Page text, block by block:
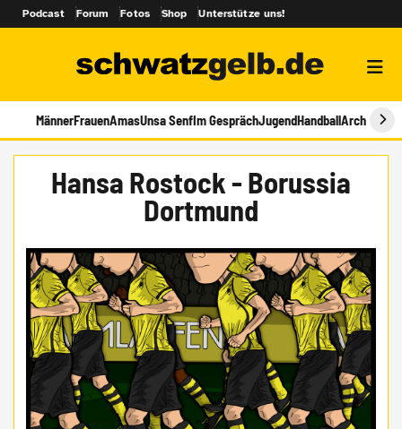
Podcast Forum Fotos Shop Unterstütze uns!
MännerFrauenAmasUnsa SenfIm GesprächJugendHandballArchiv
Hansa Rostock - Borussia
Dortmund